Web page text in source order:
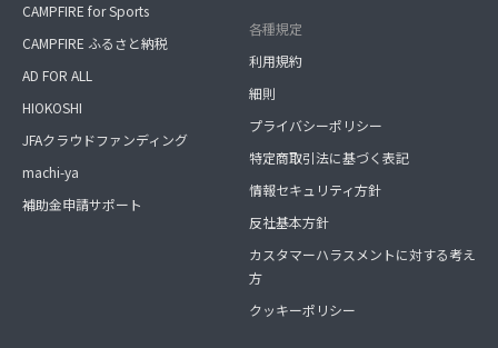
CAMPFIRE for Sports
CAMPFIRE ふるさと納税
AD FOR ALL
HIOKOSHI
JFAクラウドファンディング
machi-ya
補助金申請サポート
各種規定
利用規約
細則
プライバシーポリシー
特定商取引法に基づく表記
情報セキュリティ方針
反社基本方針
カスタマーハラスメントに対する考え
方
クッキーポリシー